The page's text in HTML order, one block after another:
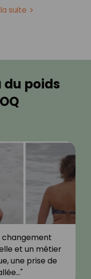
suite
du poids
changement
et un métier
une prise de